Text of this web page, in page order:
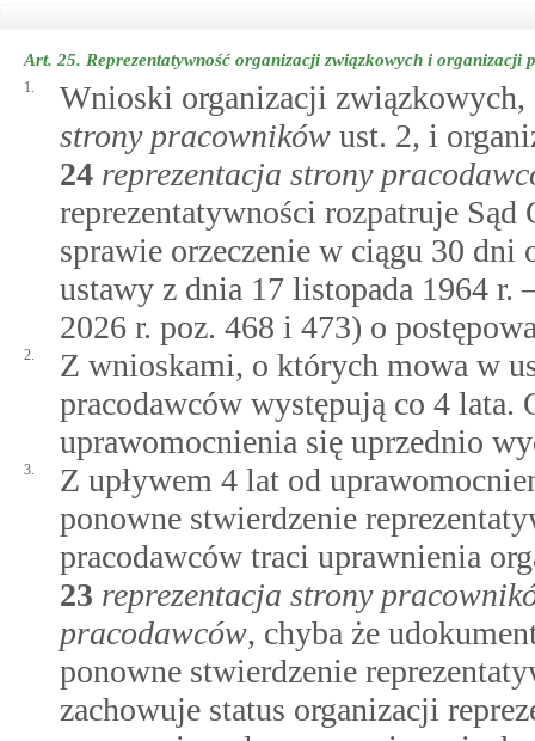
Art. 25. Reprezentatywność organizacji związkowych i organizacji
1.
Wnioski organizacji
strony pracowników ust. 2, i
24 reprezentacja strony
reprezentatywności rozpatruje
sprawie orzeczenie w ciągu 30
ustawy z dnia 17 listopada 1964
2026 r. poz. 468 i 473) o
2.
Z wnioskami, o których mowa w
pracodawców występują co 4 lata.
uprawomocnienia się uprzednio
3.
Z upływem 4 lat od
ponowne stwierdzenie
pracodawców traci uprawnienia
23 reprezentacja strony
pracodawców, chyba że
ponowne stwierdzenie
zachowuje status organizacji